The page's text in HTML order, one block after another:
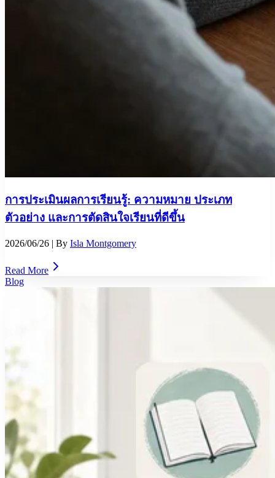
การประเมินผลการเรียนรู้: ความหมาย ประเภท
ตัวอย่าง และการตัดสินใจเรียนที่ดีขึ้น
2026/06/26 | By Isla Montgomery
Read More
Blog